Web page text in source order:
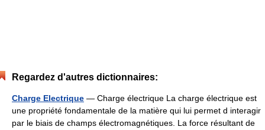
Regardez d'autres dictionnaires:
Charge Electrique — Charge électrique La charge électrique est
une propriété fondamentale de la matière qui lui permet d interagir
par le biais de champs électromagnétiques. La force résultant de